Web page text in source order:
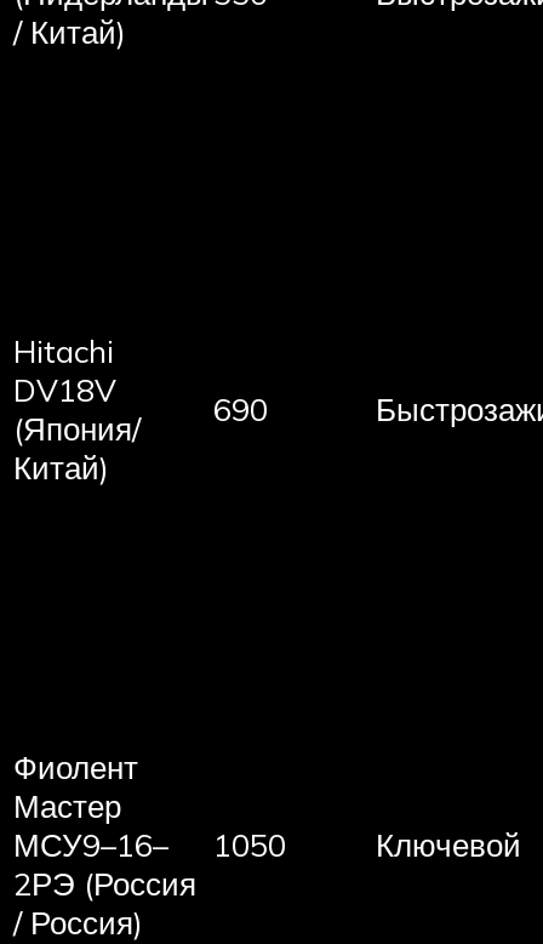
/ Китай)
Hitachi
DV18V
(Япония/
Китай)
690
Фиолент
Мастер
МСУ9–16–
2РЭ (Россия
/ Россия)
1050 Ключевой